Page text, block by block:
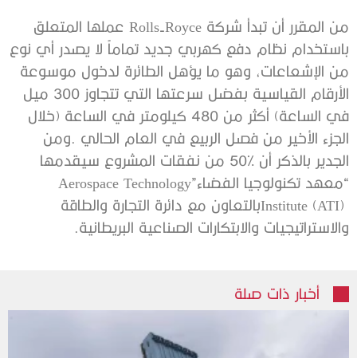
‬“معهد‭ ‬تكنولوجيا‭ ‬الفضاء”‭ ‬Aerospace Technology
‬والاستراتيجيات‭ ‬والابتكارات‭ ‬الصناعية‭ ‬البريطانية‭.‬
أخبار ذات صلة